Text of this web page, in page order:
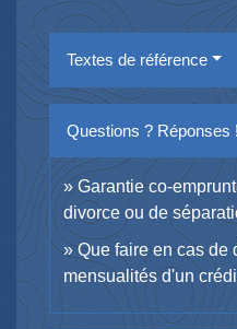
Textes de référence
Questions ? Réponses !
Garantie co-
divorce ou de
Que faire en cas de
mensualités d'un